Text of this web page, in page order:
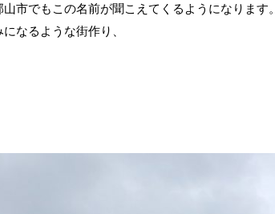
市でもこの名前が聞こえてくるようになります。
なるような街作り、